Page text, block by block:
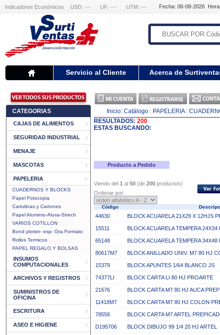
Indicadores Económicos USD: --- UF: --- UTM: --- Fecha: 06-08-2026
Servicio al Cliente Acerca de
CATEGORIAS
CAJAS DE ALIMENTOS
SEGURIDAD INDUSTRIAL
MENAJE
MASCOTAS
PAPELERIA
CUADERNOS Y BLOCKS
Papel Fotocopia
Cartulinas y Cartones
Papel Aluminio-Alusa-Strech
VARIOS COTILLON
Bond plotter- esp- Gra.Formato
Rollos Termicos
PAPEL REGALO Y BOLSAS
INSUMOS
COMPUTACIONALES
ARCHIVOS Y REGISTROS
SUMINISTROS DE
OFICINA
ESCRITURA
ASEO E HIGIENE
Inicio: Catálogo : PAPELERIA :
RESULTADOS: 200
ESTAS BUSCANDO:
Producto a Pedido
Viendo del 1 al 50 (de 200 productos)
Ordenar por:
Código
44630 BLOCK ACUARELA 21X29 X 12HJS
15511 BLOCK ACUARELA TEMPERA 24X34
65148 BLOCK ACUARELA TEMPERA 34X48
80617M7 BLOCK ANILLADO UNIV. M7 80 HJ
15379 BLOCK APUNTES 1/64 BLANCO JS
74377LI BLOCK CARTA LI 80 HJ PROARTE
21676 BLOCK CARTA M7 80 HJ AUCA
11418M7 BLOCK CARTA M7 80 HJ COLON
78556 BLOCK CARTA M7 ARTEL
D195706 BLOCK DIBUJO 99 1/4 20 HJ ARTEL